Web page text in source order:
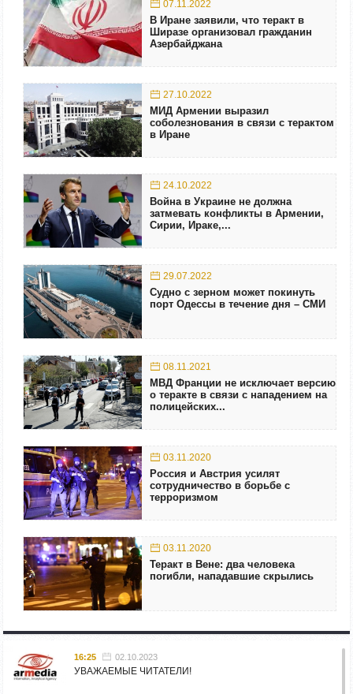
07.11.2022
В Иране заявили, что теракт в
Ширазе организовал гражданин
Азербайджана
27.10.2022
МИД Армении выразил
соболезнования в связи с терактом
в Иране
24.10.2022
Война в Украине не должна
затмевать конфликты в Армении,
Сирии, Ираке,...
29.07.2022
Судно с зерном может покинуть
порт Одессы в течение дня – СМИ
08.11.2021
МВД Франции не исключает версию
о теракте в связи с нападением на
полицейских...
03.11.2020
Россия и Австрия усилят
сотрудничество в борьбе с
терроризмом
03.11.2020
Теракт в Вене: два человека
погибли, нападавшие скрылись
16:25 02.10.2023
УВАЖАЕМЫЕ ЧИТАТЕЛИ!